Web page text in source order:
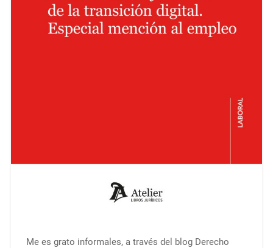
Me es grato informales, a través del blog Derecho